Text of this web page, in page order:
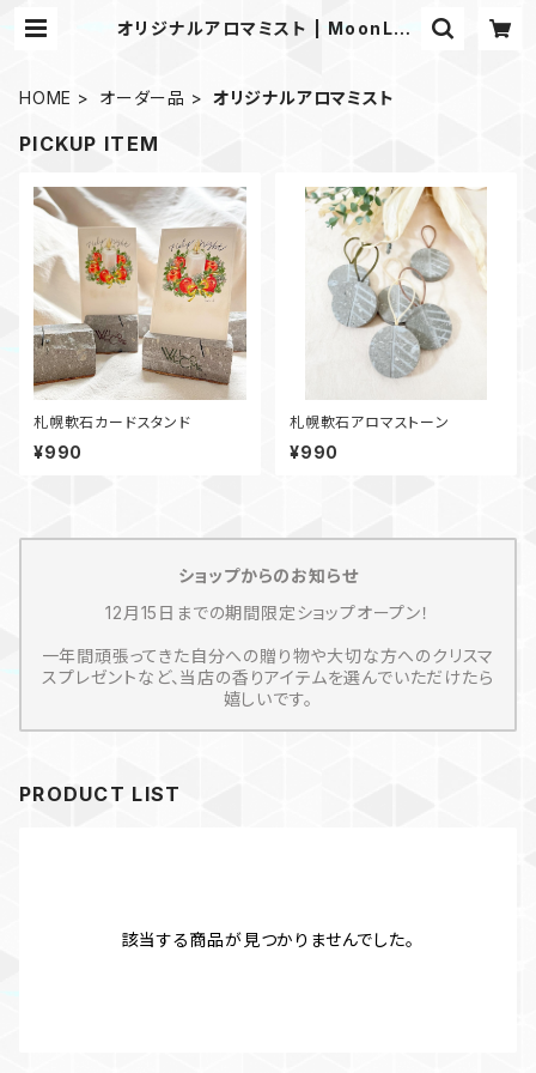
オリジナルアロマミスト | MoonLea
HOME オーダー品 オリジナルアロマミスト
PICKUP ITEM
札幌軟石カードスタンド
¥990
札幌軟石アロマストーン
¥990
ショップからのお知らせ
12月15日までの期間限定ショップオープン！
一年間頑張ってきた自分への贈り物や大切な方へのクリスマ
スプレゼントなど、当店の香りアイテムを選んでいただけたら
嬉しいです。
PRODUCT LIST
該当する商品が見つかりませんでした。